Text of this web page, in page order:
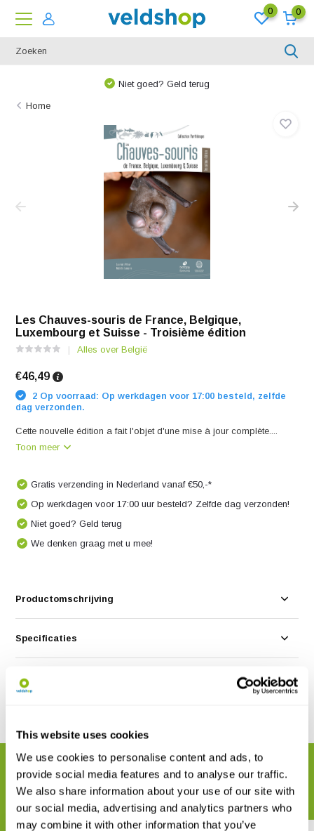
This website uses cookies
We use cookies to personalise content and ads, to
provide social media features and to analyse our traffic.
We also share information about your use of our site with
our social media, advertising and analytics partners who
may combine it with other information that you’ve
0 0
Niet goed? Geld terug
Home
Les Chauves-souris de France, Belgique,
Luxembourg et Suisse - Troisième édition
Alles over België
€46,49
2 Op voorraad: Op werkdagen voor 17:00 besteld, zelfde
dag verzonden.
Cette nouvelle édition a fait l'objet d'une mise à jour complète....
Toon meer
Gratis verzending in Nederland vanaf €50,-*
Op werkdagen voor 17:00 uur besteld? Zelfde dag verzonden!
Niet goed? Geld terug
We denken graag met u mee!
Productomschrijving
Specificaties
Reviews
GERELATEERDE PRODUCTEN
Maak uw bestelling compleet